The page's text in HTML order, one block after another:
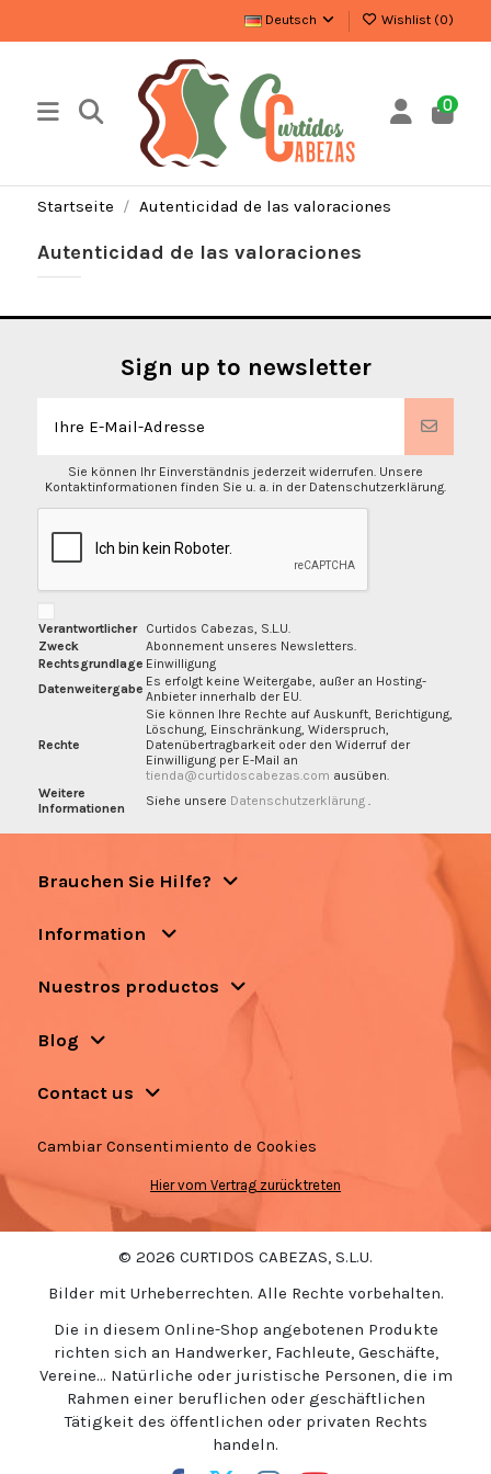
Deutsch Wishlist (0)
0
Startseite Autenticidad de las valoraciones
Autenticidad de las valoraciones
Sign up to newsletter
Sie können Ihr Einverständnis jederzeit widerrufen. Unsere
Kontaktinformationen finden Sie u. a. in der Datenschutzerklärung.
Verantwortlicher
Curtidos Cabezas, S.L.U.
Zweck
Abonnement unseres Newsletters.
Rechtsgrundlage Einwilligung
Datenweitergabe Es erfolgt keine Weitergabe, außer an Hosting-
Anbieter innerhalb der EU.
Rechte
Sie können Ihre Rechte auf Auskunft, Berichtigung,
Löschung, Einschränkung, Widerspruch,
Datenübertragbarkeit oder den Widerruf der
Einwilligung per E-Mail an
tienda@curtidoscabezas.com ausüben.
Weitere
Informationen
Siehe unsere Datenschutzerklärung .
Brauchen Sie Hilfe?
Information
Nuestros productos
Blog
Contact us
Cambiar Consentimiento de Cookies
Hier vom Vertrag zurücktreten
© 2026 CURTIDOS CABEZAS, S.L.U.
Bilder mit Urheberrechten. Alle Rechte vorbehalten.
Die in diesem Online-Shop angebotenen Produkte
richten sich an Handwerker, Fachleute, Geschäfte,
Vereine... Natürliche oder juristische Personen, die im
Rahmen einer beruflichen oder geschäftlichen
Tätigkeit des öffentlichen oder privaten Rechts
handeln.